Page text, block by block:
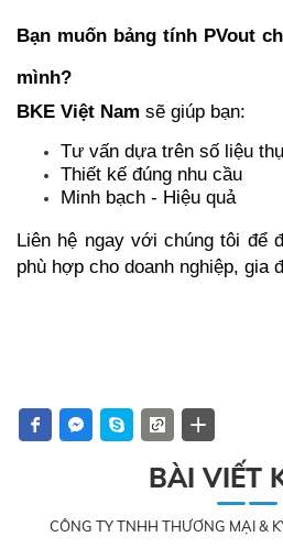
Bạn muốn bảng tính PVout
mình?
BKE Việt Nam sẽ giúp bạn:
Tư vấn dựa trên số liệu
Thiết kế đúng nhu cầu
Minh bạch - Hiệu quả
Liên hệ ngay với chúng tôi để
phù hợp cho doanh nghiệp, gia
BÀI VIẾT
CÔNG TY TNHH THƯƠNG MẠI &